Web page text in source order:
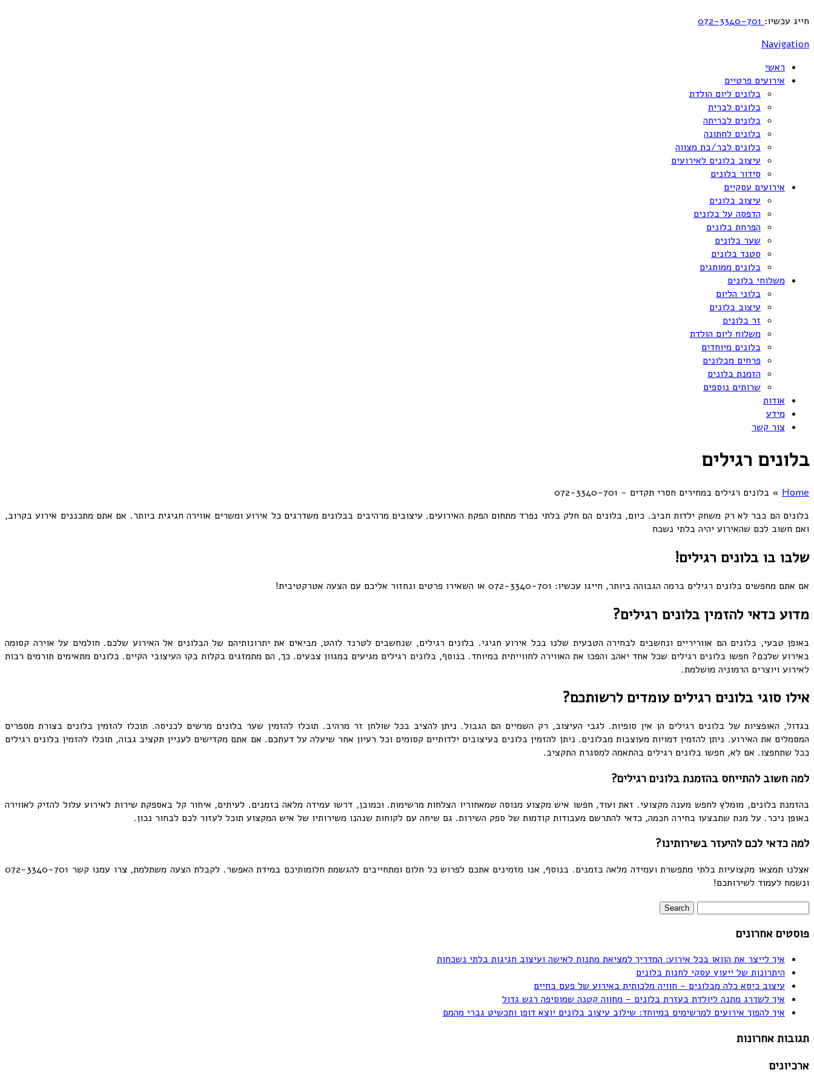
חייג עכשיו:
Navigation
ראשי
אירועים פרטיים
בלונים ליום הולדת
בלונים לברית
בלונים לבריתה
בלונים לחתונה
בלונים לבר/בת מצווה
עיצוב בלונים לאירועים
סידור בלונים
אירועים עסקיים
עיצוב בלונים
הדפסה על בלונים
הפרחת בלונים
שער בלונים
סטנד בלונים
בלונים ממותגים
משלוחי בלונים
בלוני הליום
עיצוב בלונים
זר בלונים
משלוח ליום הולדת
בלונים מיוחדים
פרחים מבלונים
הזמנת בלונים
שרותים נוספים
אודות
מידע
צור קשר
בלונים רגילים
Home
» בלונים רגילים במחירים חסרי תקדים - 072-3340-701
בלונים הם כבר לא רק משחק ילדות חביב. כיום, בלונים הם חלק בלתי נפרד מתחום הפקת האירועים. עיצובים מרהיבים בבלונים משדרגים כל אירוע ומשרים אווירה חגיגית ביותר. אם אתם מתכננים אירוע בקרוב,
ואם חשוב לכם שהאירוע יהיה בלתי נשכח
שלבו בו בלונים רגילים!
אם אתם מחפשים בלונים רגילים ברמה הגבוהה ביותר, חייגו עכשיו: 072-3340-701 או השאירו פרטים ונחזור אליכם עם הצעה אטרקטיבית!
מדוע כדאי להזמין בלונים רגילים?
באופן טבעי, בלונים הם אווריריים ונחשבים לבחירה הטבעית שלנו בכל אירוע חגיגי. בלונים רגילים, שנחשבים לטרנד לוהט, מביאים את יתרונותיהם של הבלונים אל האירוע שלכם. חולמים על אוירה קסומה
באירוע שלכם? חפשו בלונים רגילים שכל אחד יאהב והפכו את האווירה לחווייתית במיוחד. בנוסף, בלונים רגילים מגיעים במגוון צבעים. כך, הם מתמזגים בקלות בקו העיצובי הקיים. בלונים מתאימים תורמים רבות
לאירוע ויוצרים הרמוניה מושלמת.
אילו סוגי בלונים רגילים עומדים לרשותכם?
בגדול, האופציות של בלונים רגילים הן אין סופיות. לגבי העיצוב, רק השמיים הם הגבול. ניתן להציב בכל שולחן זר מרהיב. תוכלו להזמין שער בלונים מרשים לכניסה. תוכלו להזמין בלונים בצורת מספרים
המסמלים את האירוע. ניתן להזמין דמויות מעוצבות מבלונים. ניתן להזמין בלונים בעיצובים ילדותיים קסומים וכל רעיון אחר שיעלה על דעתכם. אם אתם מקדישים לעניין תקציב גבוה, תוכלו להזמין בלונים רגילים
ככל שתחפצו. אם לא, חפשו בלונים רגילים בהתאמה למסגרת התקציב.
למה חשוב להתייחס בהזמנת בלונים רגילים?
בהזמנת בלונים, מומלץ לחפש מענה מקצועי. זאת ועוד, חפשו איש מקצוע מנוסה שמאחוריו הצלחות מרשימות. וכמובן, דרשו עמידה מלאה בזמנים. לעיתים, איחור קל באספקת שירות לאירוע עלול להזיק לאווירה
באופן ניכר. על מנת שתבצעו בחירה חכמה, כדאי להתרשם מעבודות קודמות של ספק השירות. גם שיחה עם לקוחות שנהנו משירותיו של איש המקצוע תוכל לעזור לכם לבחור נכון.
למה כדאי לכם להיעזר בשירותינו?
אצלנו תמצאו מקצועיות בלתי מתפשרת ועמידה מלאה בזמנים. בנוסף, אנו מזמינים אתכם לפרוש כל חלום ומתחייבים להגשמת חלומותיכם במידת האפשר. לקבלת הצעה משתלמת, צרו עמנו קשר 072-3340-701
ונשמח לעמוד לשירותכם!
פוסטים אחרונים
איך לייצר את הוואו בכל אירוע: המדריך למציאת מתנות לאישה ועיצוב חגיגות בלתי נשכחות
היתרונות של ייעוץ עסקי לחנות בלונים
עיצוב כיסא כלה מבלונים – חוויה מלכותית באירוע של פעם בחיים
איך לשדרג מתנה ליולדת בעזרת בלונים – מחווה קטנה שמוסיפה רגש גדול
איך להפוך אירועים למרשימים במיוחד: שילוב עיצוב בלונים יוצא דופן ותכשיט גברי מהמם
תגובות אחרונות
ארכיונים